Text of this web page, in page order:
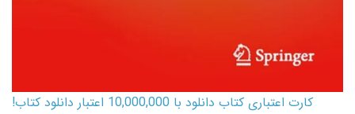
کارت اعتباری کتاب دانلود با 10,000,000 اعتبار دانلود کتاب!